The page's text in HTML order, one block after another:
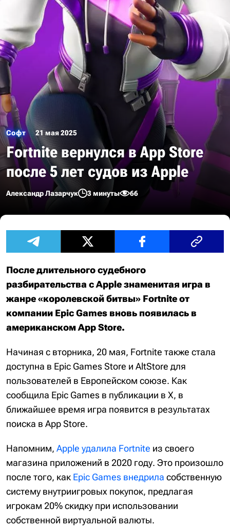
Софт 21 мая 2025
Fortnite вернулся в App Store
после 5 лет судов из Apple
Александр Лазарчук 3 минуты 66
После длительного судебного
разбирательства с Apple знаменитая игра в
жанре «королевской битвы» Fortnite от
компании Epic Games вновь появилась в
американском App Store.
Начиная с вторника, 20 мая, Fortnite также стала
доступна в Epic Games Store и AltStore для
пользователей в Европейском союзе. Как
сообщила Epic Games в публикации в X, в
ближайшее время игра появится в результатах
поиска в App Store.
Напомним, Apple удалила Fortnite из своего
магазина приложений в 2020 году. Это произошло
после того, как Epic Games внедрила собственную
систему внутриигровых покупок, предлагая
игрокам 20% скидку при использовании
собственной виртуальной валюты.